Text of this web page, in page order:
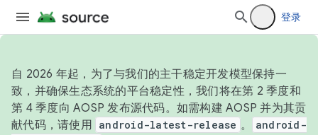
登录
自 2026 年起，为了与我们的主干稳定开发模型保持一
致，并确保生态系统的平台稳定性，我们将在第 2 季度和
第 4 季度向 AOSP 发布源代码。如需构建 AOSP 并为其贡
献代码，请使用 android-latest-release 。
android-